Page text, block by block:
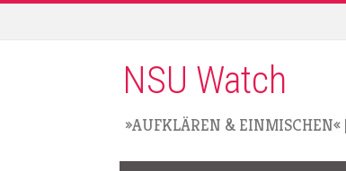
NSU Watch
»AUFKLÄREN & EINMISCHEN« |